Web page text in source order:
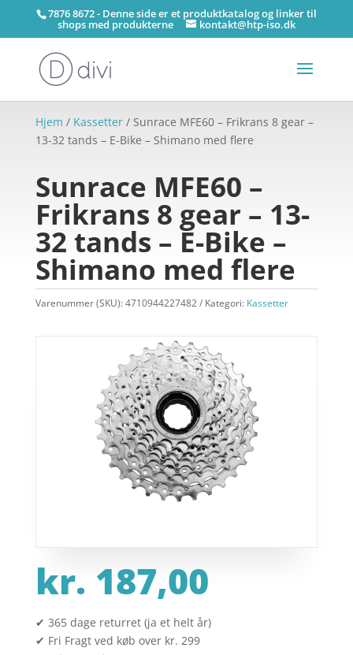
7876 8672 - Denne side er et produktkatalog og linker til
shops med produkterne kontakt@htp-iso.dk
Hjem / Kassetter/ Sunrace MFE60 – Frikrans 8 gear –
13-32 tands – E-Bike – Shimano med flere
Sunrace MFE60 –
Frikrans 8 gear – 13-
32 tands – E-Bike –
Shimano med flere
Varenummer (SKU):4710944227482 Kategori: Kassetter
kr. 187,00
✔ 365 dage returret (ja et helt år)
✔ Fri Fragt ved køb over kr. 299